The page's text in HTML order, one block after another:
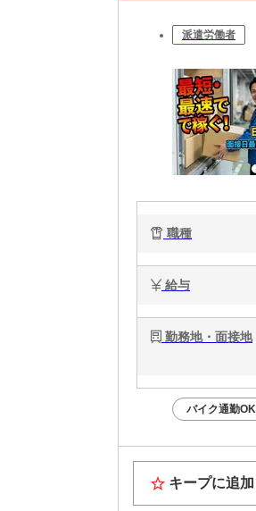
派遣労働者
職種
給与
勤務地・面接地
バイク通勤OK
キープに追加